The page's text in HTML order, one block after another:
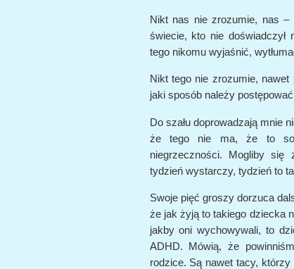
Nikt nas nie zrozumie, nas
świecie, kto nie
tego nikomu wyjaśnić,
Nikt tego nie zrozumie,
jaki sposób należy
Do szału doprowadzają mnie
że tego nie ma, że to
niegrzeczności. Mogliby
tydzień wystarczy, tydzień to
Swoje pięć groszy dorzuca
że jak żyją to takiego dziecka
jakby oni wychowywali, to
ADHD. Mówią, że
rodzice. Są nawet tacy,